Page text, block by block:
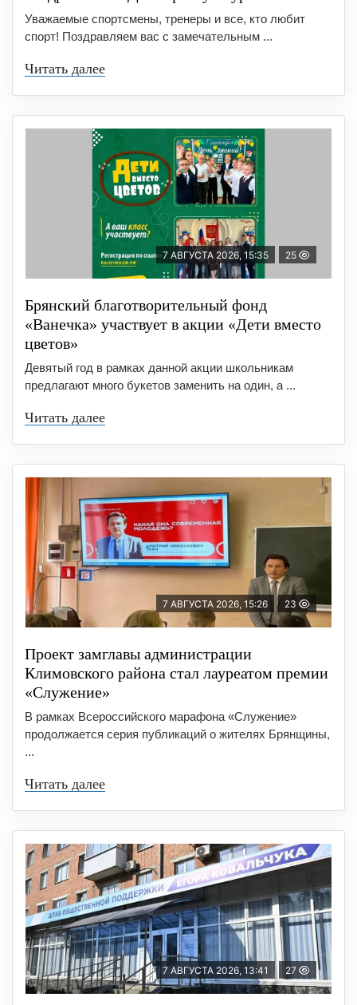
Уважаемые спортсмены, тренеры и все, кто любит
спорт! Поздравляем вас с замечательным ...
Читать далее
7 АВГУСТА 2026, 15:35 25
Брянский благотворительный фонд
«Ванечка» участвует в акции «Дети вместо
цветов»
Девятый год в рамках данной акции школьникам
предлагают много букетов заменить на один, а ...
Читать далее
7 АВГУСТА 2026, 15:26 23
Проект замглавы администрации
Климовского района стал лауреатом премии
«Служение»
В рамках Всероссийского марафона «Служение»
продолжается серия публикаций о жителях Брянщины,
...
Читать далее
7 АВГУСТА 2026, 13:41 27